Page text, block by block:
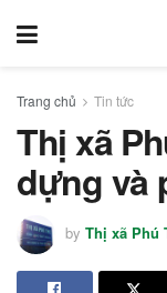
Trang chủ Tin tức
Thị xã
dựng và
by Thị xã Phú